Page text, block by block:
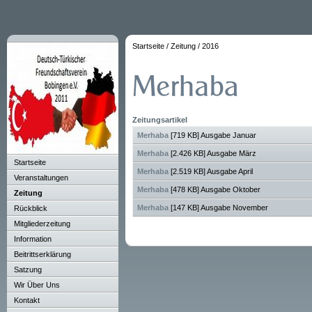
Startseite
Veranstaltungen
Zeitung
Rückblick
Mitgliederzeitung
Information
Beitrittserklärung
Satzung
Wir Über Uns
Kontakt
Startseite / Zeitung / 2016
Zeitungsartikel
Merhaba [719 KB] Ausgabe Januar
Merhaba [2.426 KB] Ausgabe März
Merhaba [2.519 KB] Ausgabe April
Merhaba [478 KB] Ausgabe Oktober
Merhaba [147 KB] Ausgabe November